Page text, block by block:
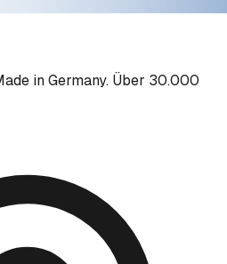
in Germany. Über 30.000